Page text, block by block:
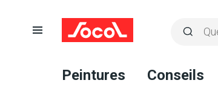
Ouvrir
Peintures Conseils